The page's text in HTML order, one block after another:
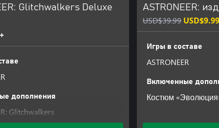
Glitchwalkers Deluxe
дополнения
Glitchwalkers
Glitchwalkers - Deluxe Cosmetic
ASTRONEER:
USD$39.99
Игры в составе
ASTRONEER
Включенные
Костюм